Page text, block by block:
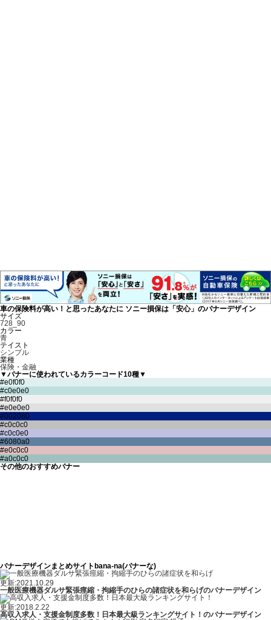
車の保険料が高い！と思ったあなたに ソニー損保は「安心」のバナーデザイン
サイズ
728_90
カラー
青
テイスト
シンプル
業種
保険・金融
▼バナーに使われているカラーコード10種▼
その他のおすすめバナー
バナーデザインまとめサイトbana-na(バナーな)
更新:2021.10.29
一般医療機器ダルサ緊張痙縮・拘縮手のひらの諸症状を和らげのバナーデザイン
更新:2018.2.22
高収入求人・支援金制度多数！日本最大級ランキングサイト！のバナーデザイン